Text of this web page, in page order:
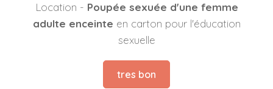
Location - Poupée sexuée d'une femme
adulte enceinte en carton pour l'éducation
sexuelle
tres bon